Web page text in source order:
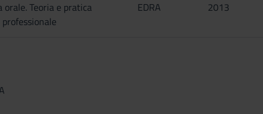
orale. Teoria e pratica
professionale
EDRA 2013